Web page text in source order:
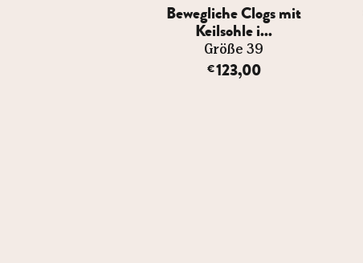
Bewegliche Clogs mit
Keilsohle i...
Größe 39
€123,00